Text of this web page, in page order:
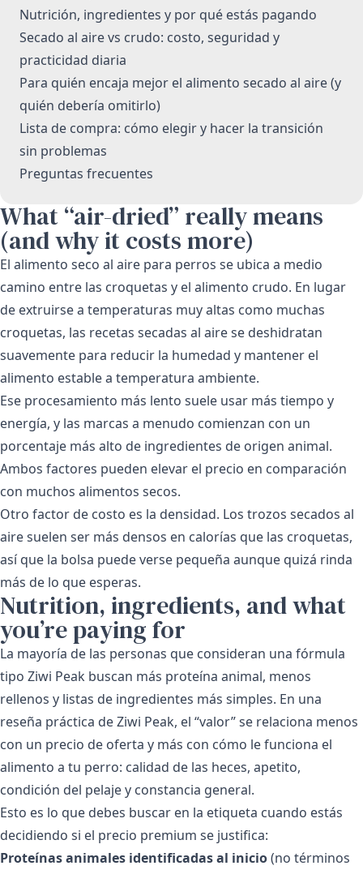
Nutrición, ingredientes y por qué estás pagando
Secado al aire vs crudo: costo, seguridad y
practicidad diaria
Para quién encaja mejor el alimento secado al aire (y
quién debería omitirlo)
Lista de compra: cómo elegir y hacer la transición
sin problemas
Preguntas frecuentes
What “air-dried” really means
(and why it costs more)
El alimento seco al aire para perros se ubica a medio
camino entre las croquetas y el alimento crudo. En lugar
de extruirse a temperaturas muy altas como muchas
croquetas, las recetas secadas al aire se deshidratan
suavemente para reducir la humedad y mantener el
alimento estable a temperatura ambiente.
Ese procesamiento más lento suele usar más tiempo y
energía, y las marcas a menudo comienzan con un
porcentaje más alto de ingredientes de origen animal.
Ambos factores pueden elevar el precio en comparación
con muchos alimentos secos.
Otro factor de costo es la densidad. Los trozos secados al
aire suelen ser más densos en calorías que las croquetas,
así que la bolsa puede verse pequeña aunque quizá rinda
más de lo que esperas.
Nutrition, ingredients, and what
you’re paying for
La mayoría de las personas que consideran una fórmula
tipo Ziwi Peak buscan más proteína animal, menos
rellenos y listas de ingredientes más simples. En una
reseña práctica de Ziwi Peak, el “valor” se relaciona menos
con un precio de oferta y más con cómo le funciona el
alimento a tu perro: calidad de las heces, apetito,
condición del pelaje y constancia general.
Esto es lo que debes buscar en la etiqueta cuando estás
decidiendo si el precio premium se justifica:
Proteínas animales identificadas al inicio(no términos